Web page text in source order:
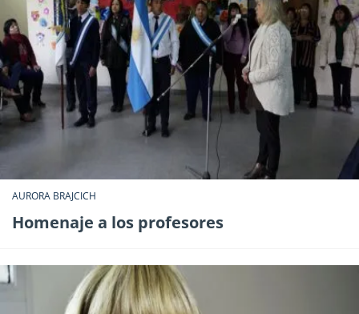
AURORA BRAJCICH
Homenaje a los profesores